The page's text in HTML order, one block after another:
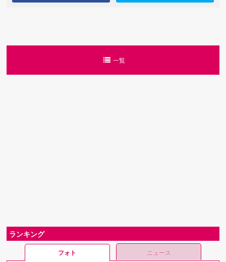
一覧
ランキング
フォト ニュース